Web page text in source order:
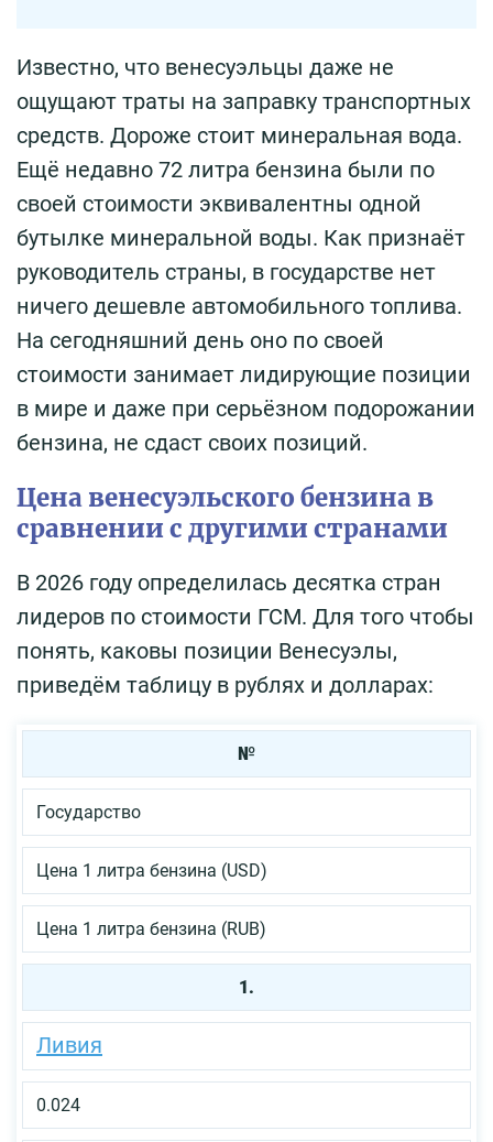
Известно, что венесуэльцы даже не
ощущают траты на заправку транспортных
средств. Дороже стоит минеральная вода.
Ещё недавно 72 литра бензина были по
своей стоимости эквивалентны одной
бутылке минеральной воды. Как признаёт
руководитель страны, в государстве нет
ничего дешевле автомобильного топлива.
На сегодняшний день оно по своей
стоимости занимает лидирующие позиции
в мире и даже при серьёзном подорожании
бензина, не сдаст своих позиций.
Цена венесуэльского бензина в
сравнении с другими странами
В 2026 году определилась десятка стран
лидеров по стоимости ГСМ. Для того чтобы
понять, каковы позиции Венесуэлы,
приведём таблицу в рублях и долларах:
№
Государство
Цена 1 литра бензина (USD)
Цена 1 литра бензина (RUB)
1.
Ливия
0.024